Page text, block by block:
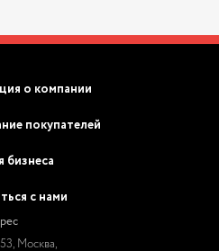
о компании
покупателей
бизнеса
с нами
Москва,